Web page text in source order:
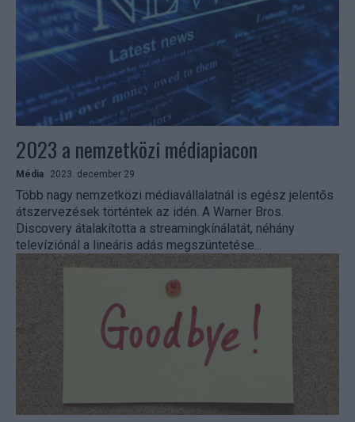
2023 a nemzetközi médiapiacon
Média 2023. december 29.
Több nagy nemzetközi médiavállalatnál is egész jelentős
átszervezések történtek az idén. A Warner Bros.
Discovery átalakította a streamingkínálatát, néhány
televíziónál a lineáris adás megszüntetése...